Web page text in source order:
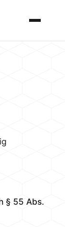
Menü
§ 55 Abs.